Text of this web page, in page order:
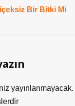
Bir Bitki Mi
yayınlanmayacak.